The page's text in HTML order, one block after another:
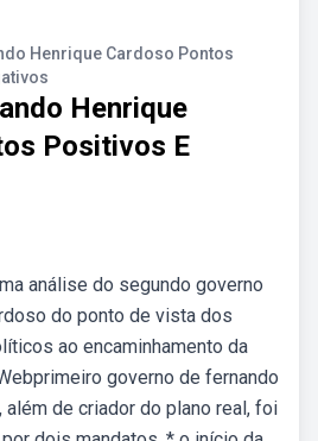
Henrique Cardoso Pontos
Henrique
Positivos E
análise do segundo governo
do ponto de vista dos
ao encaminhamento da
governo de fernando
de criador do plano real, foi